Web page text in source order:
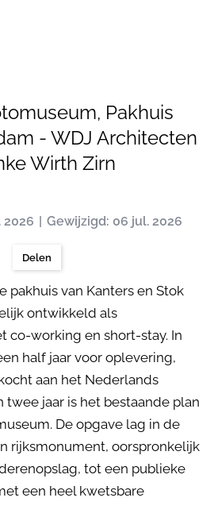
Pakhuis
- WDJ Architecten
Wirth Zirn
2026 Gewijzigd: 06 jul. 2026
Delen
pakhuis van Kanters en Stok
ontwikkeld als
co-working en short-stay. In
half jaar voor oplevering,
aan het Nederlands
twee jaar is het bestaande plan
De opgave lag in de
rijksmonument, oorspronkelijk
tot een publieke
een heel kwetsbare